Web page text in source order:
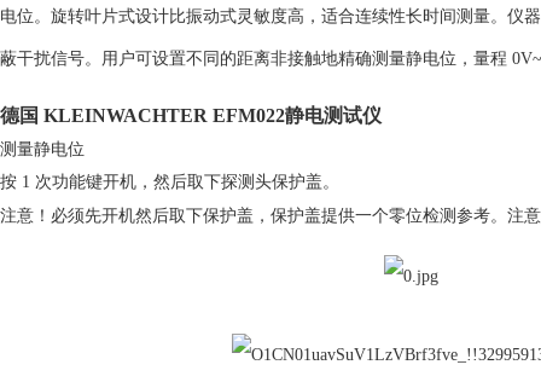
电位。旋转叶片式设计比振动式灵敏度高，适合连续性长时间测量。仪
蔽干扰信号。用户可设置不同的距离非接触地精确测量静电位，量程
德国 KLEINWACHTER EFM022静电测试仪
测量静电位
按 1 次功能键开机，然后取下探测头保护盖。
注意！必须先开机然后取下保护盖，保护盖提供一个零位检测参考。注